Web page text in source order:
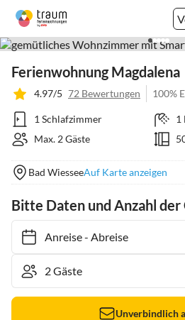
Ferienwohnung Magdalena
4.97/5 72 Bewertungen 100%
1 Schlafzimmer
1
Max. 2 Gäste
Bad WiesseeAuf Karte anzeigen
Bitte Daten und Anzahl der
Anreise- Abreise
Unverbindlich